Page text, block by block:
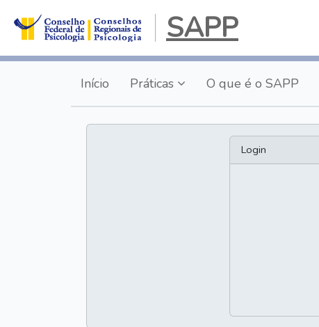
SAPP
Início Práticas O que é o SAPP
Login